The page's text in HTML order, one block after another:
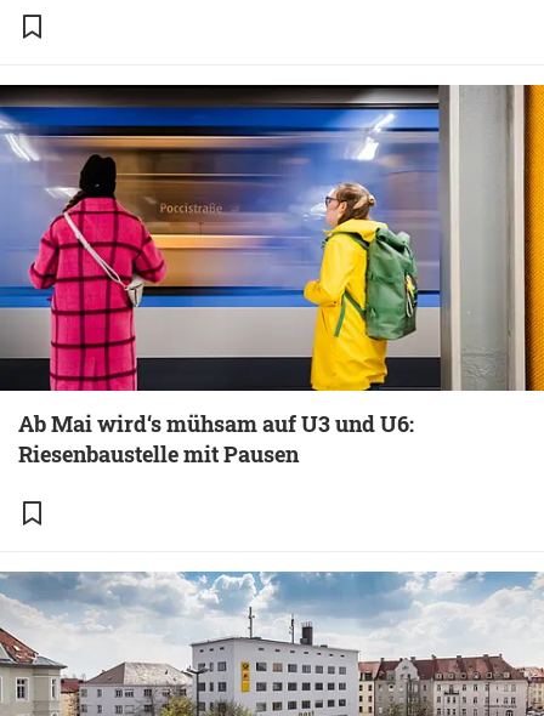
Ab Mai wird‘s mühsam auf U3 und U6:
Riesenbaustelle mit Pausen